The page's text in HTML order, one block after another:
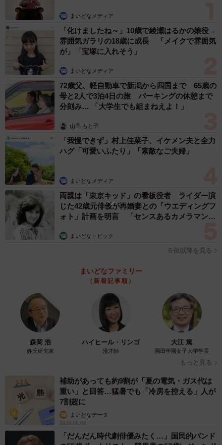
まいどなメディア
「化けましたね～」10歳で綾瀬はるかの娘役→
雰囲気ガラリの18歳に成長 「メイクで雰囲気
が」「宝塚に入れそう」
まいどなメディア
72歳父、軽自動車で新潟から四国まで 65歳の
母と2人で3泊4日の旅 パーキングの休憩まで
分刻み… 「大学生でも組まねえよ！」
山岡 もと子
「我慢できず」村上佳菜子、イケメン夫と全力
ハグ「可愛いふたり」「素敵なご夫婦」
まいどなメディア
両親は「東京キッド」の看板役者 ライダー演
じた42歳元俳優が再婚妻との「ウエディングフ
ォト」計画を明言 「センスあるカメラマン求
まいどなトピック
６位以降を見る
まいどなファミリー
（新着記事順）
森岡 浩
姓氏研究家
ハイヒール・リンゴ
漫才師
大江 篤
園田学園女子大学学長
もっと見る
補助があっても約9割が「夏の電気・ガス代は
重い」と回答…猛暑でも「冷房を控える」人が
7割超に
まいどなデータ
2026.08.08
「だんだん時代劇俳優みたく…」国民的バンド